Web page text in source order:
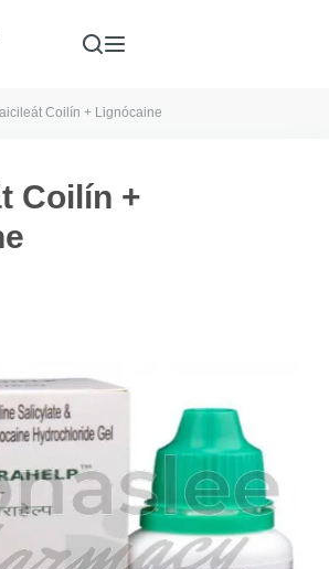
Coilín + Lignócaine
Coilín +